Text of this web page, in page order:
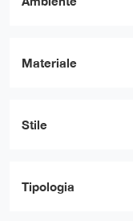
Materiale
Stile
Tipologia